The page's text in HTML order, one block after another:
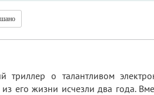
триллер о талантливом
из его жизни исчезли два года.